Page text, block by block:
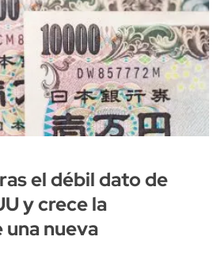
el débil dato de
y crece la
nueva